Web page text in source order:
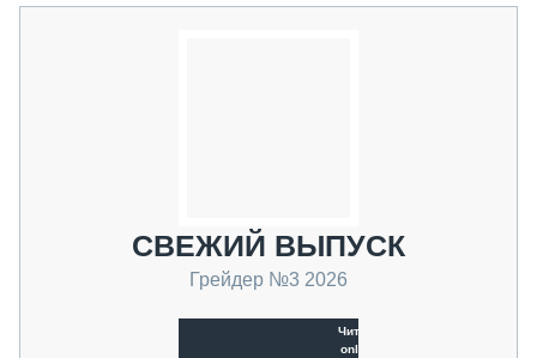
СВЕЖИЙ ВЫПУСК
Грейдер №3 2026
Читать
online